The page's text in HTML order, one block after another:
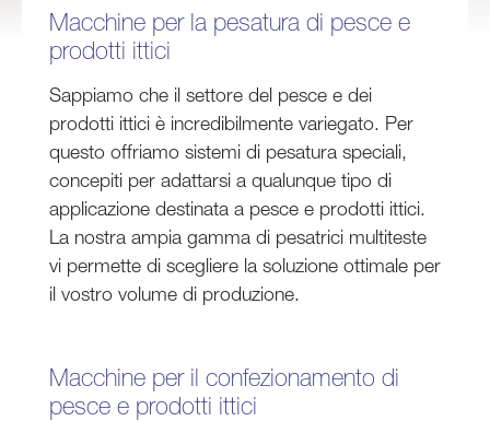
Macchine per la pesatura di pesce e
prodotti ittici
Sappiamo che il settore del pesce e dei
prodotti ittici è incredibilmente variegato. Per
questo offriamo sistemi di pesatura speciali,
concepiti per adattarsi a qualunque tipo di
applicazione destinata a pesce e prodotti ittici.
La nostra ampia gamma di pesatrici multiteste
vi permette di scegliere la soluzione ottimale per
il vostro volume di produzione.
Macchine per il confezionamento di
pesce e prodotti ittici